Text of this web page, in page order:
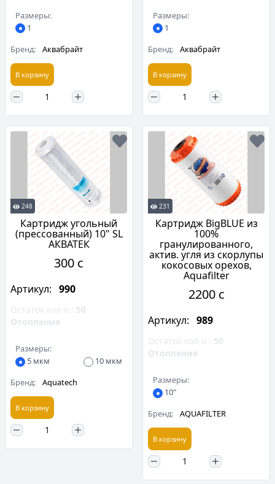
Размеры:
1
Бренд:
Аквабрайт
В корзину
Размеры:
1
Бренд:
Аквабрайт
В корзину
248
Картридж угольный
(прессованный) 10" SL
АКВАТЕК
300 c
Артикул: 990
Остаток кол-о : 50
Отопления
Размеры:
5 мкм
10 мкм
Бренд:
Aquatech
В корзину
231
Картридж BigBLUE из
100%
гранулированного,
актив. угля из скорлупы
кокосовых орехов,
Aquafilter
2200 c
Артикул: 989
Остаток кол-о : 50
Отопления
Размеры:
10"
Бренд:
AQUAFILTER
В корзину